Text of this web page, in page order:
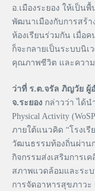
อ.เมืองระยอง ให้เป็น
พัฒนาเมืองกับการสร้า
ห้องเรียนร่วมกัน เมื่อ
ก็จะกลายเป็นระบบนิเ
คุณภาพชีวิต และควา
ว่าที่ ร.ต.จรัล ภิญวัย ผู้
จ.ระยอง กล่าวว่า ได้น
Physical Activity
ภายใต้แนวคิด “โรงเ
วัฒนธรรมท้องถิ่นผ่าน
กิจกรรมส่งเสริมการเ
สภาพแวดล้อมและระบ
การจัดอาหารสุขภาวะ